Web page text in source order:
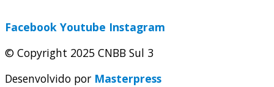
Facebook Youtube Instagram
© Copyright 2025 CNBB Sul 3
Desenvolvido por Masterpress